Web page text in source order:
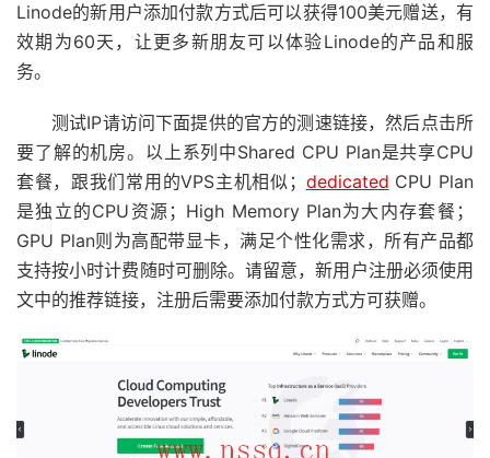
Linode的新用户添加付款方式后可以获得100美元赠送，有
效期为60天，让更多新朋友可以体验Linode的产品和服
务。
测试IP请访问下面提供的官方的测速链接，然后点击所
要了解的机房。以上系列中Shared CPU Plan是共享CPU
套餐，跟我们常用的VPS主机相似； dedicated CPU Plan
是独立的CPU资源；High Memory Plan为大内存套餐；
GPU Plan则为高配带显卡，满足个性化需求，所有产品都
支持按小时计费随时可删除。请留意，新用户注册必须使用
文中的推荐链接，注册后需要添加付款方式方可获赠。